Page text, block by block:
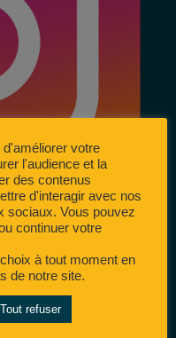
votre
l'audience et la
des contenus
d'interagir avec nos
sociaux. Vous pouvez
continuer votre
à tout moment en
de notre site.
Tout refuser